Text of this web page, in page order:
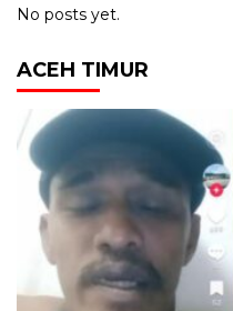
No posts yet.
ACEH TIMUR